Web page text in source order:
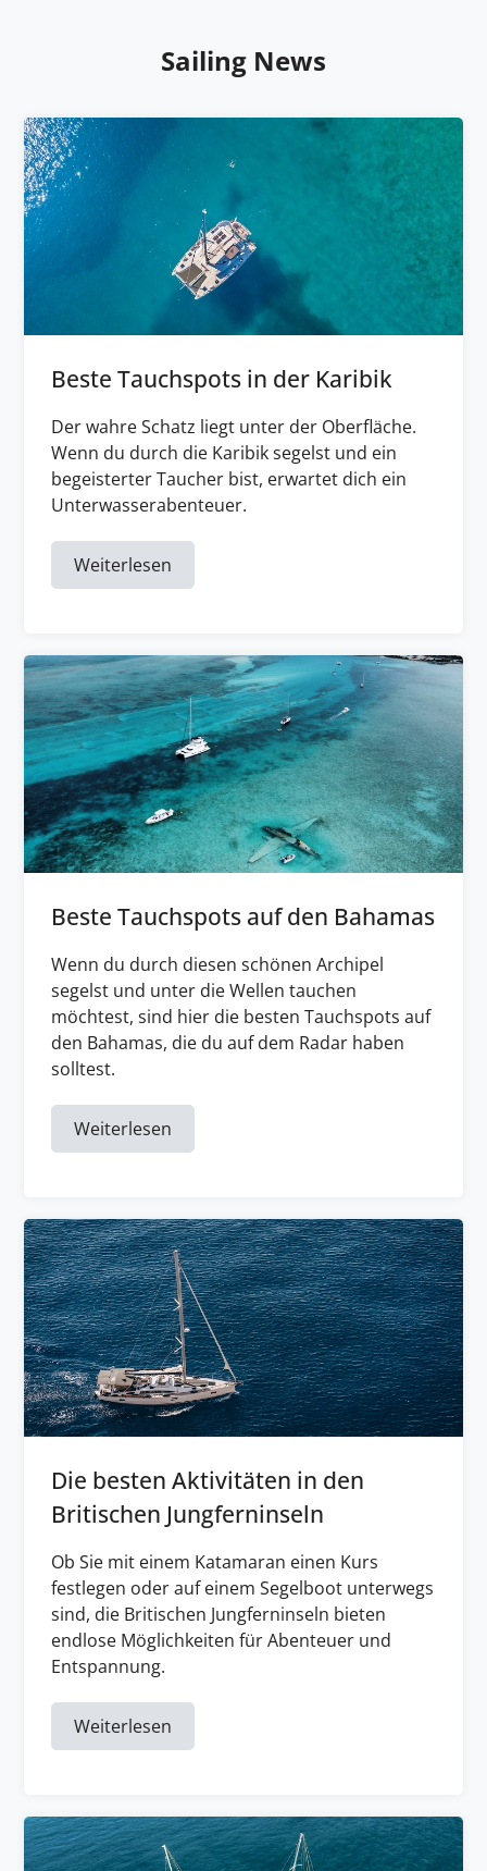
Sailing News
Beste Tauchspots in der Karibik
Der wahre Schatz liegt unter der Oberfläche.
Wenn du durch die Karibik segelst und ein
begeisterter Taucher bist, erwartet dich ein
Unterwasserabenteuer.
Weiterlesen
Beste Tauchspots auf den Bahamas
Wenn du durch diesen schönen Archipel
segelst und unter die Wellen tauchen
möchtest, sind hier die besten Tauchspots auf
den Bahamas, die du auf dem Radar haben
solltest.
Weiterlesen
Die besten Aktivitäten in den
Britischen Jungferninseln
Ob Sie mit einem Katamaran einen Kurs
festlegen oder auf einem Segelboot unterwegs
sind, die Britischen Jungferninseln bieten
endlose Möglichkeiten für Abenteuer und
Entspannung.
Weiterlesen